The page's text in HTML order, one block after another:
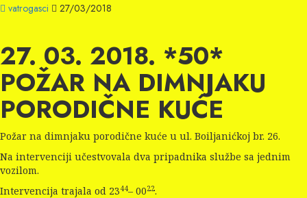
vatrogasci 27/03/2018
27. 03. 2018. *50*
POŽAR NA DIMNJAKU
PORODIČNE KUĆE
Požar na dimnjaku porodične kuće u ul. Boiljanićkoj br. 26.
Na intervenciji učestvovala dva pripadnika službe sa jednim
vozilom.
Intervencija trajala od 2344– 0022.